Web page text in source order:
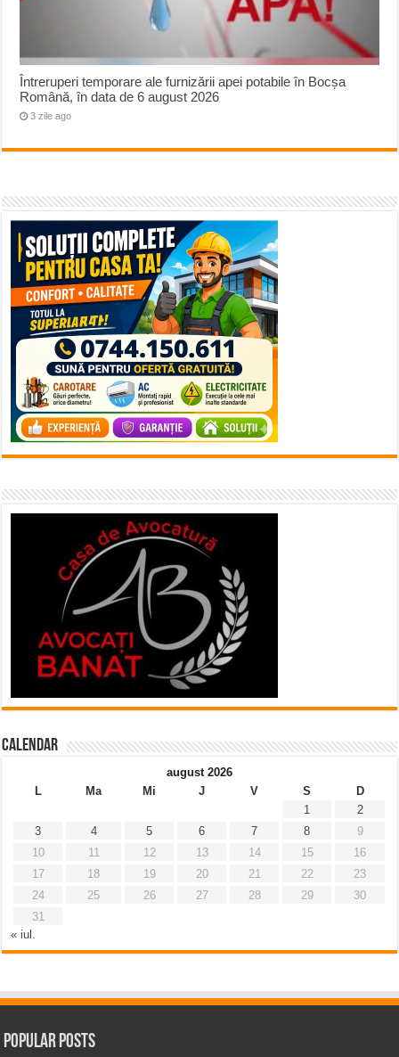
Întreruperi temporare ale furnizării apei potabile în Bocșa
Română, în data de 6 august 2026
3 zile ago
Calendar
august 2026
L
Ma Mi J V S
D
1
2
3
4 5 6 7 8
9
10
11 12 13 14 15
16
17
18 19 20 21 22
23
24
25 26 27 28 29
30
31
« iul.
Popular Posts